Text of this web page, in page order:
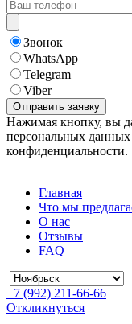
Звонок
WhatsApp
Telegram
Viber
Нажимая кнопку, вы
персональных данных
конфиденциальности.
Главная
Что мы
О нас
Отзывы
FAQ
+7 (992) 211-66-66
Откликнуться